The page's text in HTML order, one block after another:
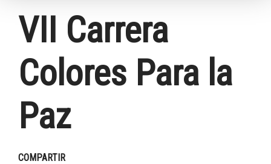
VII Carrera
Colores Para la
Paz
COMPARTIR